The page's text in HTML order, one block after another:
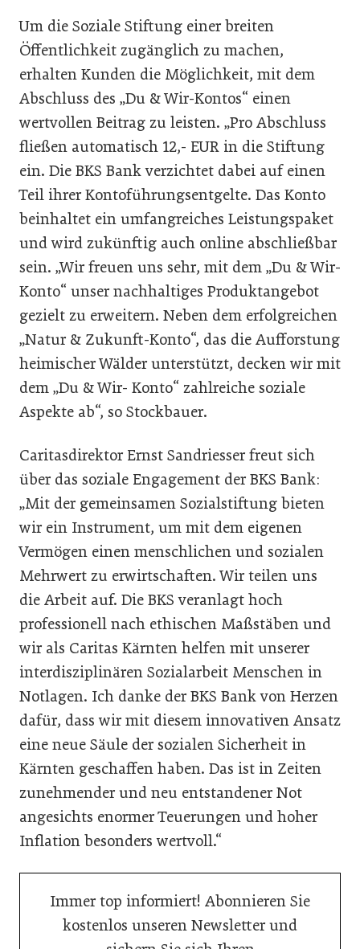
Um die Soziale Stiftung einer breiten
Öffentlichkeit zugänglich zu machen,
erhalten Kunden die Möglichkeit, mit dem
Abschluss des „Du & Wir-Kontos“ einen
wertvollen Beitrag zu leisten. „Pro Abschluss
fließen automatisch 12,- EUR in die Stiftung
ein. Die BKS Bank verzichtet dabei auf einen
Teil ihrer Kontoführungsentgelte. Das Konto
beinhaltet ein umfangreiches Leistungspaket
und wird zukünftig auch online abschließbar
sein. „Wir freuen uns sehr, mit dem „Du & Wir-
Konto“ unser nachhaltiges Produktangebot
gezielt zu erweitern. Neben dem erfolgreichen
„Natur & Zukunft-Konto“, das die Aufforstung
heimischer Wälder unterstützt, decken wir mit
dem „Du & Wir- Konto“ zahlreiche soziale
Aspekte ab“, so Stockbauer.
Caritasdirektor Ernst Sandriesser freut sich
über das soziale Engagement der BKS Bank:
„Mit der gemeinsamen Sozialstiftung bieten
wir ein Instrument, um mit dem eigenen
Vermögen einen menschlichen und sozialen
Mehrwert zu erwirtschaften. Wir teilen uns
die Arbeit auf. Die BKS veranlagt hoch
professionell nach ethischen Maßstäben und
wir als Caritas Kärnten helfen mit unserer
interdisziplinären Sozialarbeit Menschen in
Notlagen. Ich danke der BKS Bank von Herzen
dafür, dass wir mit diesem innovativen Ansatz
eine neue Säule der sozialen Sicherheit in
Kärnten geschaffen haben. Das ist in Zeiten
zunehmender und neu entstandener Not
angesichts enormer Teuerungen und hoher
Inflation besonders wertvoll.“
Immer top informiert! Abonnieren Sie
kostenlos unseren Newsletter und